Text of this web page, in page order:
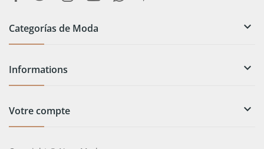
Categorías de Moda 
Informations 
Votre compte 